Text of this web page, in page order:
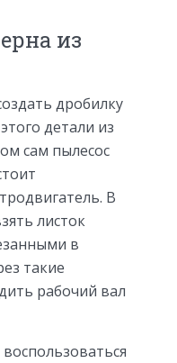
из
дробилку
детали из
сам пылесос
В
листок
в
такие
рабочий вал